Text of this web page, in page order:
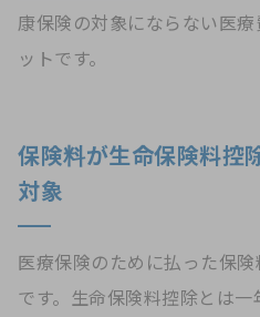
康保険の対象にならない医
ットです。
保険料が生命保険料控
対象
医療保険のために払った保険
です。生命保険料控除とは